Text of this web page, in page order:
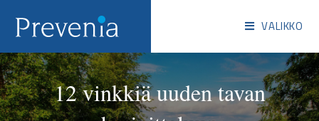
VALIKKO
12 vinkkiä uuden tavan